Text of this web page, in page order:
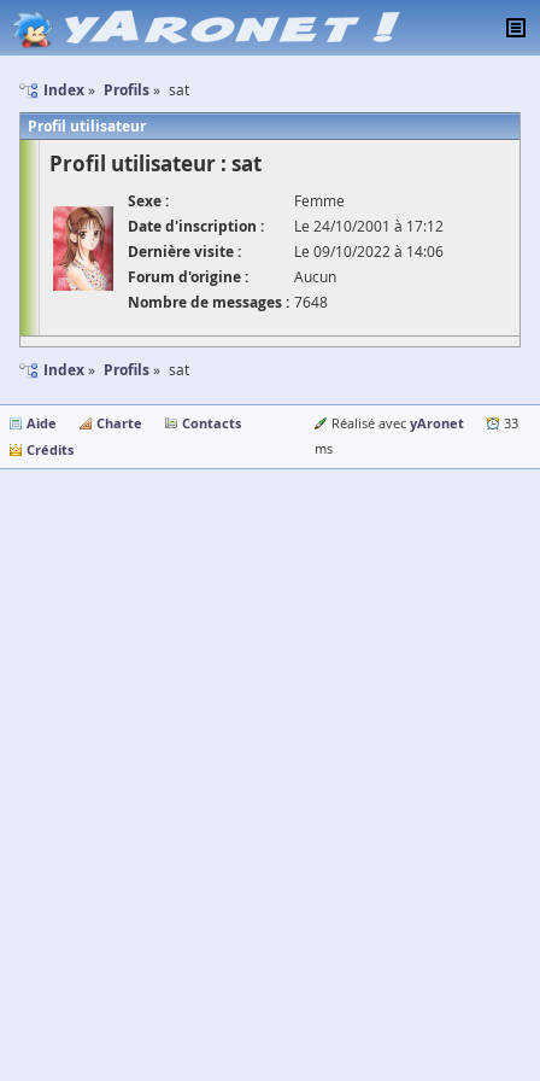
Index Profils sat
Profil utilisateur
Profil utilisateur : sat
Sexe : Femme
Date d'inscription : Le 24/10/2001 à 17:12
Dernière visite : Le 09/10/2022 à 14:06
Forum d'origine : Aucun
Nombre de messages : 7648
Index Profils sat
Aide Charte
Contacts
Crédits
Réalisé avec yAronet
33
ms